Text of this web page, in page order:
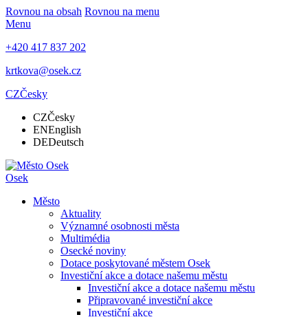
Rovnou na obsah Rovnou na menu
Menu
+420 417 837 202
krtkova@osek.cz
CZČesky
CZČesky
ENEnglish
DEDeutsch
Osek
Město
Aktuality
Významné osobnosti města
Multimédia
Osecké noviny
Dotace poskytované městem Osek
Investiční akce a dotace našemu městu
Investiční akce a dotace našemu městu
Připravované investiční akce
Investiční akce